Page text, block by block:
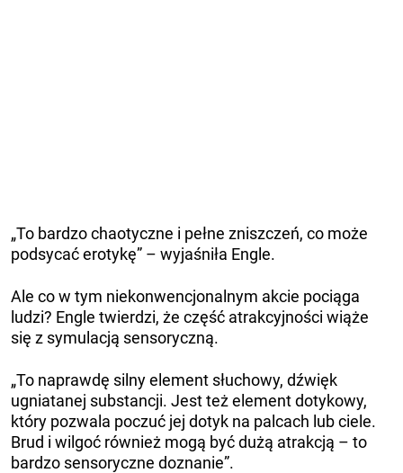
„To bardzo chaotyczne i pełne zniszczeń, co może
podsycać erotykę” – wyjaśniła Engle.
Ale co w tym niekonwencjonalnym akcie pociąga
ludzi? Engle twierdzi, że część atrakcyjności wiąże
się z symulacją sensoryczną.
„To naprawdę silny element słuchowy, dźwięk
ugniatanej substancji. Jest też element dotykowy,
który pozwala poczuć jej dotyk na palcach lub ciele.
Brud i wilgoć również mogą być dużą atrakcją – to
bardzo sensoryczne doznanie”.